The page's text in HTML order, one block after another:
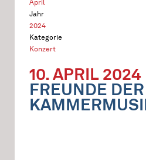
April
Jahr
2024
Kategorie
Konzert
10. APRIL 2024
FREUNDE DER